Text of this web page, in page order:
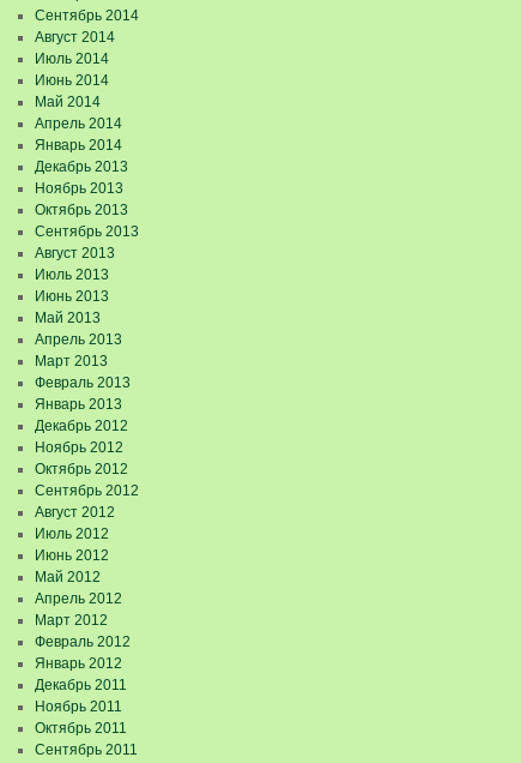
Сентябрь 2014
Август 2014
Июль 2014
Июнь 2014
Май 2014
Апрель 2014
Январь 2014
Декабрь 2013
Ноябрь 2013
Октябрь 2013
Сентябрь 2013
Август 2013
Июль 2013
Июнь 2013
Май 2013
Апрель 2013
Март 2013
Февраль 2013
Январь 2013
Декабрь 2012
Ноябрь 2012
Октябрь 2012
Сентябрь 2012
Август 2012
Июль 2012
Июнь 2012
Май 2012
Апрель 2012
Март 2012
Февраль 2012
Январь 2012
Декабрь 2011
Ноябрь 2011
Октябрь 2011
Сентябрь 2011